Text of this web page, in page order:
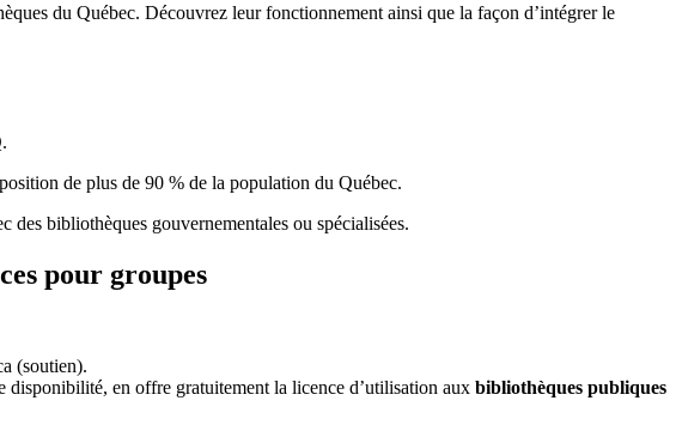
du Québec. Découvrez leur fonctionnement ainsi que la façon d’intégrer le
de plus de 90 % de la population du Québec.
des bibliothèques gouvernementales ou spécialisées.
pour groupes
(soutien).
disponibilité, en offre gratuitement la licence d’utilisation aux bibliothèques publiques